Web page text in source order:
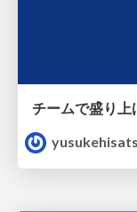
チームで盛り上